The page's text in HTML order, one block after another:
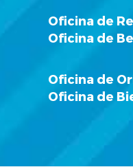
Oficina de
Oficina de
Oficina de
Oficina de